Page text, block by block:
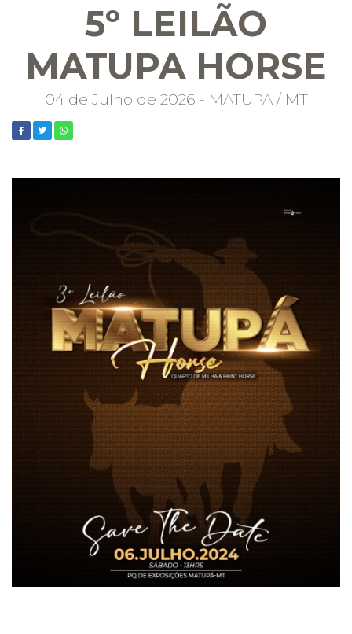
5º LEILÃO
MATUPA HORSE
04 de Julho de 2026 - MATUPA / MT